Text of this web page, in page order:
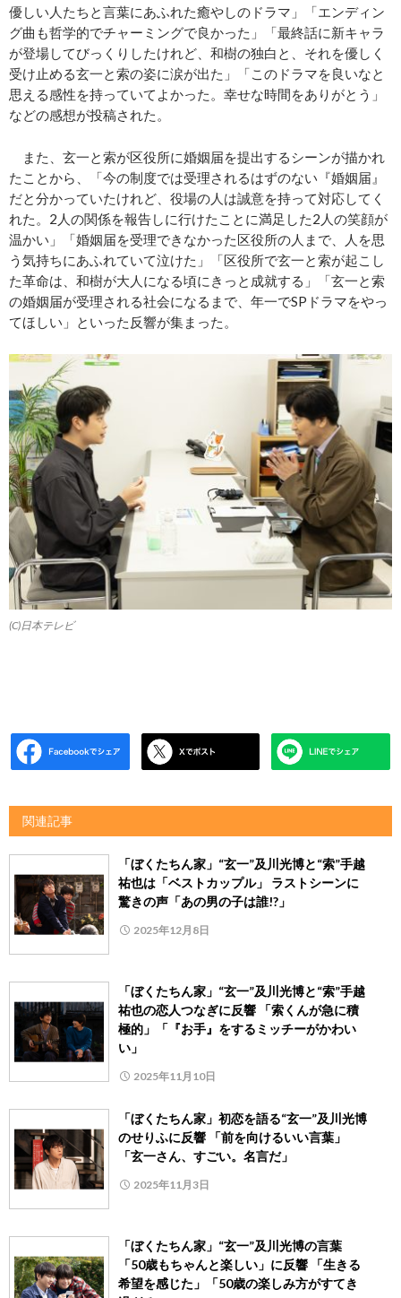
優しい人たちと言葉にあふれた癒やしのドラマ」「エンディン
グ曲も哲学的でチャーミングで良かった」「最終話に新キャラ
が登場してびっくりしたけれど、和樹の独白と、それを優しく
受け止める玄一と索の姿に涙が出た」「このドラマを良いなと
思える感性を持っていてよかった。幸せな時間をありがとう」
などの感想が投稿された。
また、玄一と索が区役所に婚姻届を提出するシーンが描かれ
たことから、「今の制度では受理されるはずのない『婚姻届』
だと分かっていたけれど、役場の人は誠意を持って対応してく
れた。2人の関係を報告しに行けたことに満足した2人の笑顔が
温かい」「婚姻届を受理できなかった区役所の人まで、人を思
う気持ちにあふれていて泣けた」「区役所で玄一と索が起こし
た革命は、和樹が大人になる頃にきっと成就する」「玄一と索
の婚姻届が受理される社会になるまで、年一でSPドラマをやっ
てほしい」といった反響が集まった。
(C)日本テレビ
関連記事
「ぼくたちん家」“玄一”及川光博と“索”手越
祐也は「ベストカップル」 ラストシーンに
驚きの声「あの男の子は誰!?」
2025年12月8日
「ぼくたちん家」“玄一”及川光博と“索”手越
祐也の恋人つなぎに反響 「索くんが急に積
極的」「『お手』をするミッチーがかわい
い」
2025年11月10日
「ぼくたちん家」初恋を語る“玄一”及川光博
のせりふに反響 「前を向けるいい言葉」
「玄一さん、すごい。名言だ」
2025年11月3日
「ぼくたちん家」“玄一”及川光博の言葉
「50歳もちゃんと楽しい」に反響 「生きる
希望を感じた」「50歳の楽しみ方がすてき